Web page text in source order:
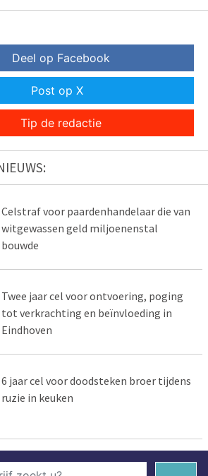
Deel op Facebook
Post op X
Tip de redactie
Celstraf voor paardenhandelaar die van
witgewassen geld miljoenenstal
bouwde
Twee jaar cel voor ontvoering, poging
tot verkrachting en beïnvloeding in
Eindhoven
6 jaar cel voor doodsteken broer tijdens
ruzie in keuken